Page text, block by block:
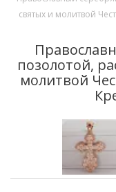
святых и молитвой
позолотой,
молитвой